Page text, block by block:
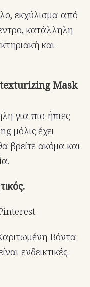
εκχύλισμα από
κατάλληλη
και
Mask
για πιο ήπιες
μόλις έχει
βρείτε ακόμα και
Βόντα
ενδεικτικές.